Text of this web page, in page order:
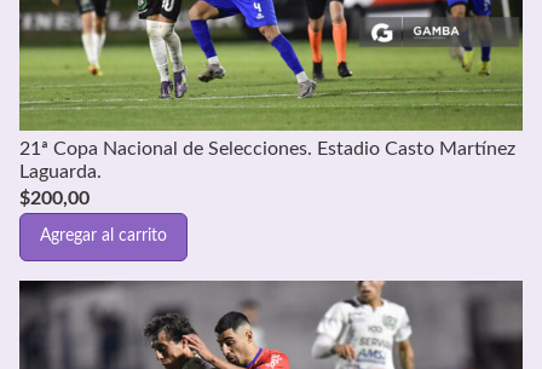
21ª Copa Nacional de Selecciones. Estadio Casto Martínez
Laguarda.
$200,00
Agregar al carrito